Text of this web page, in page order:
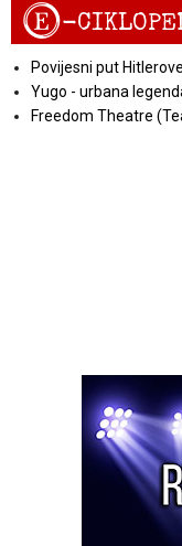
E-
Povijesni put
Yugo - urbana
Freedom Theatre